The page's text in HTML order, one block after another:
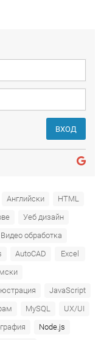
ВХОД
Английски
HTML
Уеб дизайн
Видео обработка
AutoCAD
Excel
JavaScript
MySQL
UX/UI
Node.js